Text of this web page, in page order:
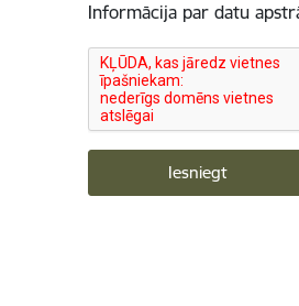
Informācija par datu